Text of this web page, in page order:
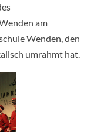
am
Wenden, den
umrahmt hat.